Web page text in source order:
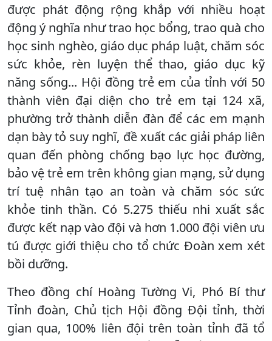
được phát động rộng khắp với nhiều hoạt
động ý nghĩa như trao học bổng, trao quà cho
học sinh nghèo, giáo dục pháp luật, chăm sóc
sức khỏe, rèn luyện thể thao, giáo dục kỹ
năng sống... Hội đồng trẻ em của tỉnh với 50
thành viên đại diện cho trẻ em tại 124 xã,
phường trở thành diễn đàn để các em mạnh
dạn bày tỏ suy nghĩ, đề xuất các giải pháp liên
quan đến phòng chống bạo lực học đường,
bảo vệ trẻ em trên không gian mạng, sử dụng
trí tuệ nhân tạo an toàn và chăm sóc sức
khỏe tinh thần. Có 5.275 thiếu nhi xuất sắc
được kết nạp vào đội và hơn 1.000 đội viên ưu
tú được giới thiệu cho tổ chức Đoàn xem xét
bồi dưỡng.
Theo đồng chí Hoàng Tường Vi, Phó Bí thư
Tỉnh đoàn, Chủ tịch Hội đồng Đội tỉnh, thời
gian qua, 100% liên đội trên toàn tỉnh đã tổ